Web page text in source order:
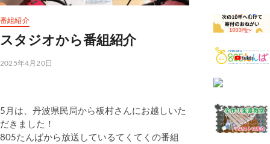
番組紹介
スタジオから番組紹介
2025年4月20日
5月は、丹波県民局から板村さんにお越しいた
だきました！
805たんばから放送しているてくてくの番組